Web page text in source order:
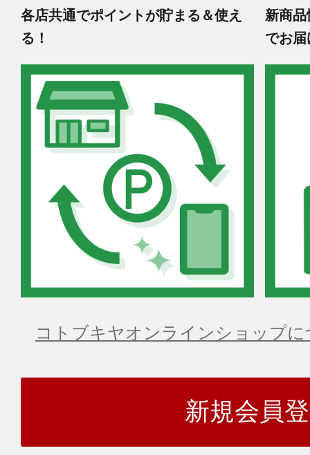
各店共通でポイントが貯まる＆使え
る！
新商
でお届
コトブキヤオンラインショップ